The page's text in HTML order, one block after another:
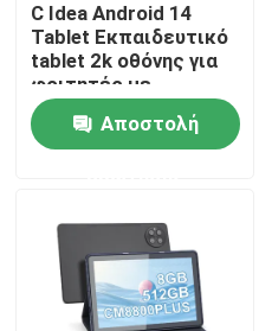
Γύρος εργοστασίων
Ποιοτικός έλεγχος
Νέα
Ζητήστε ένα απόσπασμα
C Idea Android 14
Tablet Εκπαιδευτικό
tablet 2k οθόνης για
φοιτητές με
πληκτρολόγιο και
ποντίκι CM10500
Plus Red
Αποστολή